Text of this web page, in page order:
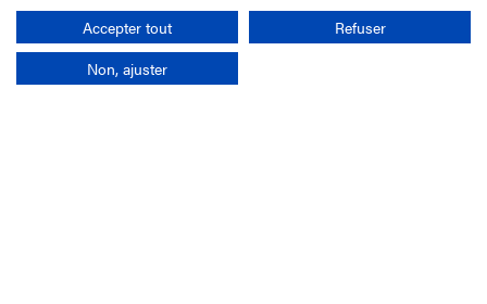
RechercherAccepter tout
Refuser
Non, ajuster